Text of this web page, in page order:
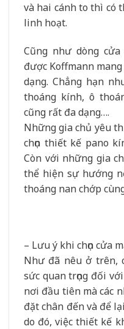
và hai cánh to thì có
linh hoạt.
Cũng như dòng
được Koffmann
dạng. Chẳng hạn
thoáng kính, ô
cũng rất đa dạng….
Những gia chủ yêu
chọn thiết kế pano
Còn với những gia
thể hiện sự hướng
thoáng nan chớp
– Lưu ý khi chọn cửa
Như đã nêu ở trên,
sức quan trọng đối
nơi đầu tiên mà các
đặt chân đến và để
do đó, việc thiết kế